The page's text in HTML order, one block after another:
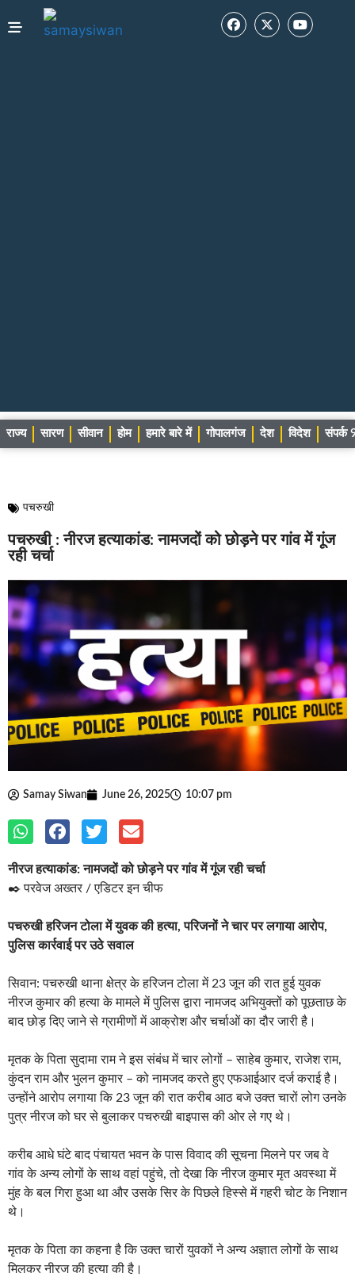
राज्य सारण सीवान होम हमारे बारे में गोपालगंज देश विदेश संपर्क
पचरुखी
पचरुखी : नीरज हत्याकांड: नामजदों को छोड़ने पर गांव में गूंज
रही चर्चा
Samay Siwan June 26, 2025 10:07 pm
नीरज हत्याकांड: नामजदों को छोड़ने पर गांव में गूंज रही चर्चा
✒️ परवेज अख्तर / एडिटर इन चीफ
पचरुखी हरिजन टोला में युवक की हत्या, परिजनों ने चार पर लगाया आरोप,
पुलिस कार्रवाई पर उठे सवाल
सिवान: पचरुखी थाना क्षेत्र के हरिजन टोला में 23 जून की रात हुई युवक
नीरज कुमार की हत्या के मामले में पुलिस द्वारा नामजद अभियुक्तों को पूछताछ के
बाद छोड़ दिए जाने से ग्रामीणों में आक्रोश और चर्चाओं का दौर जारी है।
मृतक के पिता सुदामा राम ने इस संबंध में चार लोगों – साहेब कुमार, राजेश राम,
कुंदन राम और भुलन कुमार – को नामजद करते हुए एफआईआर दर्ज कराई है।
उन्होंने आरोप लगाया कि 23 जून की रात करीब आठ बजे उक्त चारों लोग उनके
पुत्र नीरज को घर से बुलाकर पचरुखी बाइपास की ओर ले गए थे।
करीब आधे घंटे बाद पंचायत भवन के पास विवाद की सूचना मिलने पर जब वे
गांव के अन्य लोगों के साथ वहां पहुंचे, तो देखा कि नीरज कुमार मृत अवस्था में
मुंह के बल गिरा हुआ था और उसके सिर के पिछले हिस्से में गहरी चोट के निशान
थे।
मृतक के पिता का कहना है कि उक्त चारों युवकों ने अन्य अज्ञात लोगों के साथ
मिलकर नीरज की हत्या की है।